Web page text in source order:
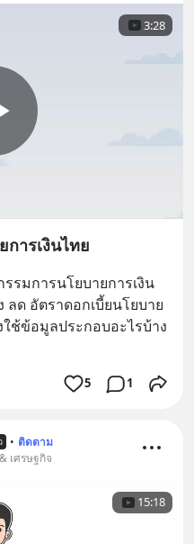
3:28
การเงินไทย
รมการนโยบายการเงิน
ด อัตราดอกเบี้ยนโยบาย
ช้ข้อมูลประกอบอะไรบ้าง
5 1
• ติดตาม
เศรษฐกิจ
15:18